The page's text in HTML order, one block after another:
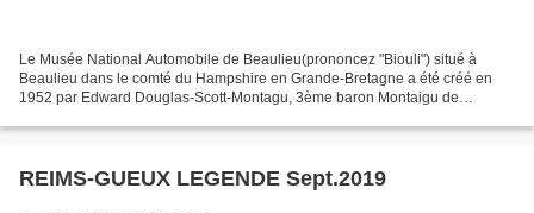
Le Musée National Automobile de Beaulieu(prononcez "Biouli") situé à
Beaulieu dans le comté du Hampshire en Grande-Bretagne a été créé en
1952 par Edward Douglas-Scott-Montagu, 3ème baron Montaigu de
REIMS-GUEUX LEGENDE Sept.2019